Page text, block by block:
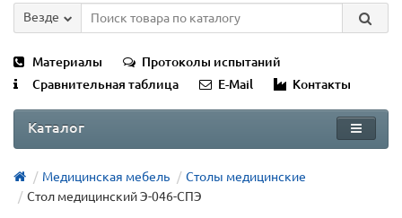
Везде
Материалы
Протоколы испытаний
Сравнительная таблица
E-Mail Контакты
Каталог
Медицинская мебель
Столы медицинские
Стол медицинский Э-046-СПЭ